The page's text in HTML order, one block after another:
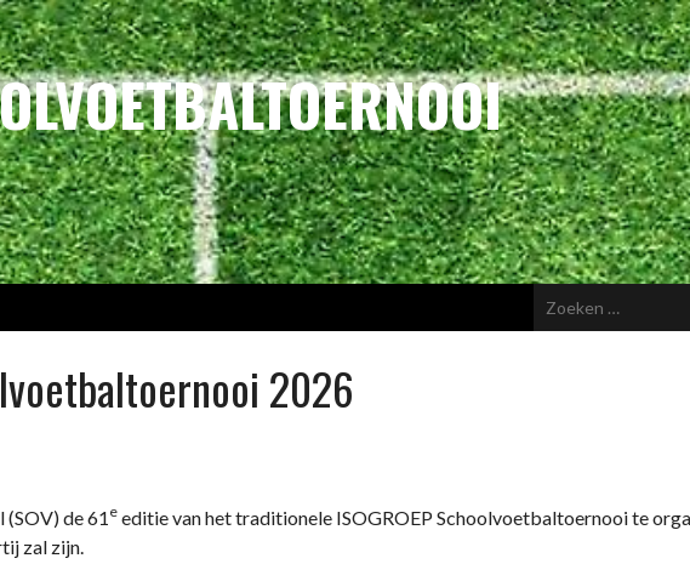
2026
de 61 e editie van het traditionele ISOGROEP Schoolvoetbaltoernooi te
zal zijn.